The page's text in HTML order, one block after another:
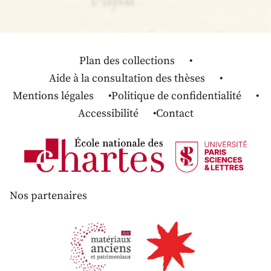
Plan des collections
Aide à la consultation des thèses
Mentions légales
Politique de confidentialité
Accessibilité
Contact
Nos partenaires